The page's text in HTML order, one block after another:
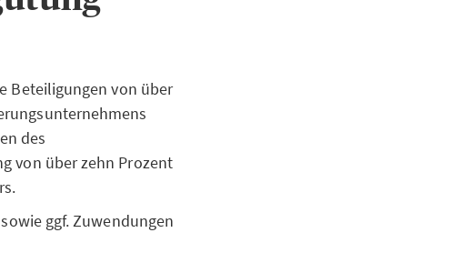
Beteiligungen von über
des
von über zehn Prozent
ggf. Zuwendungen